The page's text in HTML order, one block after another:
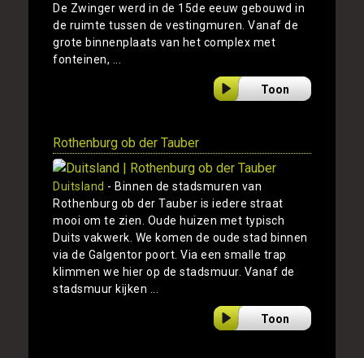
De Zwinger werd in de 15de eeuw gebouwd in
de ruimte tussen de vestingmuren. Vanaf de
grote binnenplaats van het complex met
fonteinen, ...
Toon
Rothenburg ob der Tauber
Duitsland - Binnen de stadsmuren van
Rothenburg ob der Tauber is iedere straat
mooi om te zien. Oude huizen met typisch
Duits vakwerk. We komen de oude stad binnen
via de Galgentor poort. Via een smalle trap
klimmen we hier op de stadsmuur. Vanaf de
stadsmuur kijken ...
Toon